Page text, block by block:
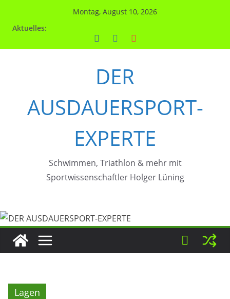
Montag, August 10, 2026
Aktuelles:
DER
AUSDAUERSPORT-
EXPERTE
Schwimmen, Triathlon & mehr mit
Sportwissenschaftler Holger Lüning
Lagen